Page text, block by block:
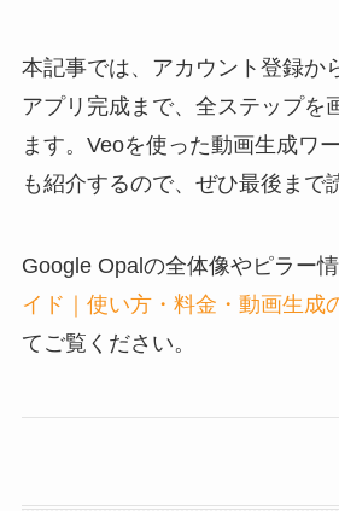
本記事では、アカウント登録か
アプリ完成まで、全ステップを
ます。Veoを使った動画生成ワ
も紹介するので、ぜひ最後まで
Google Opalの全体像やピラー
イド｜使い方・料金・動画生成
てご覧ください。